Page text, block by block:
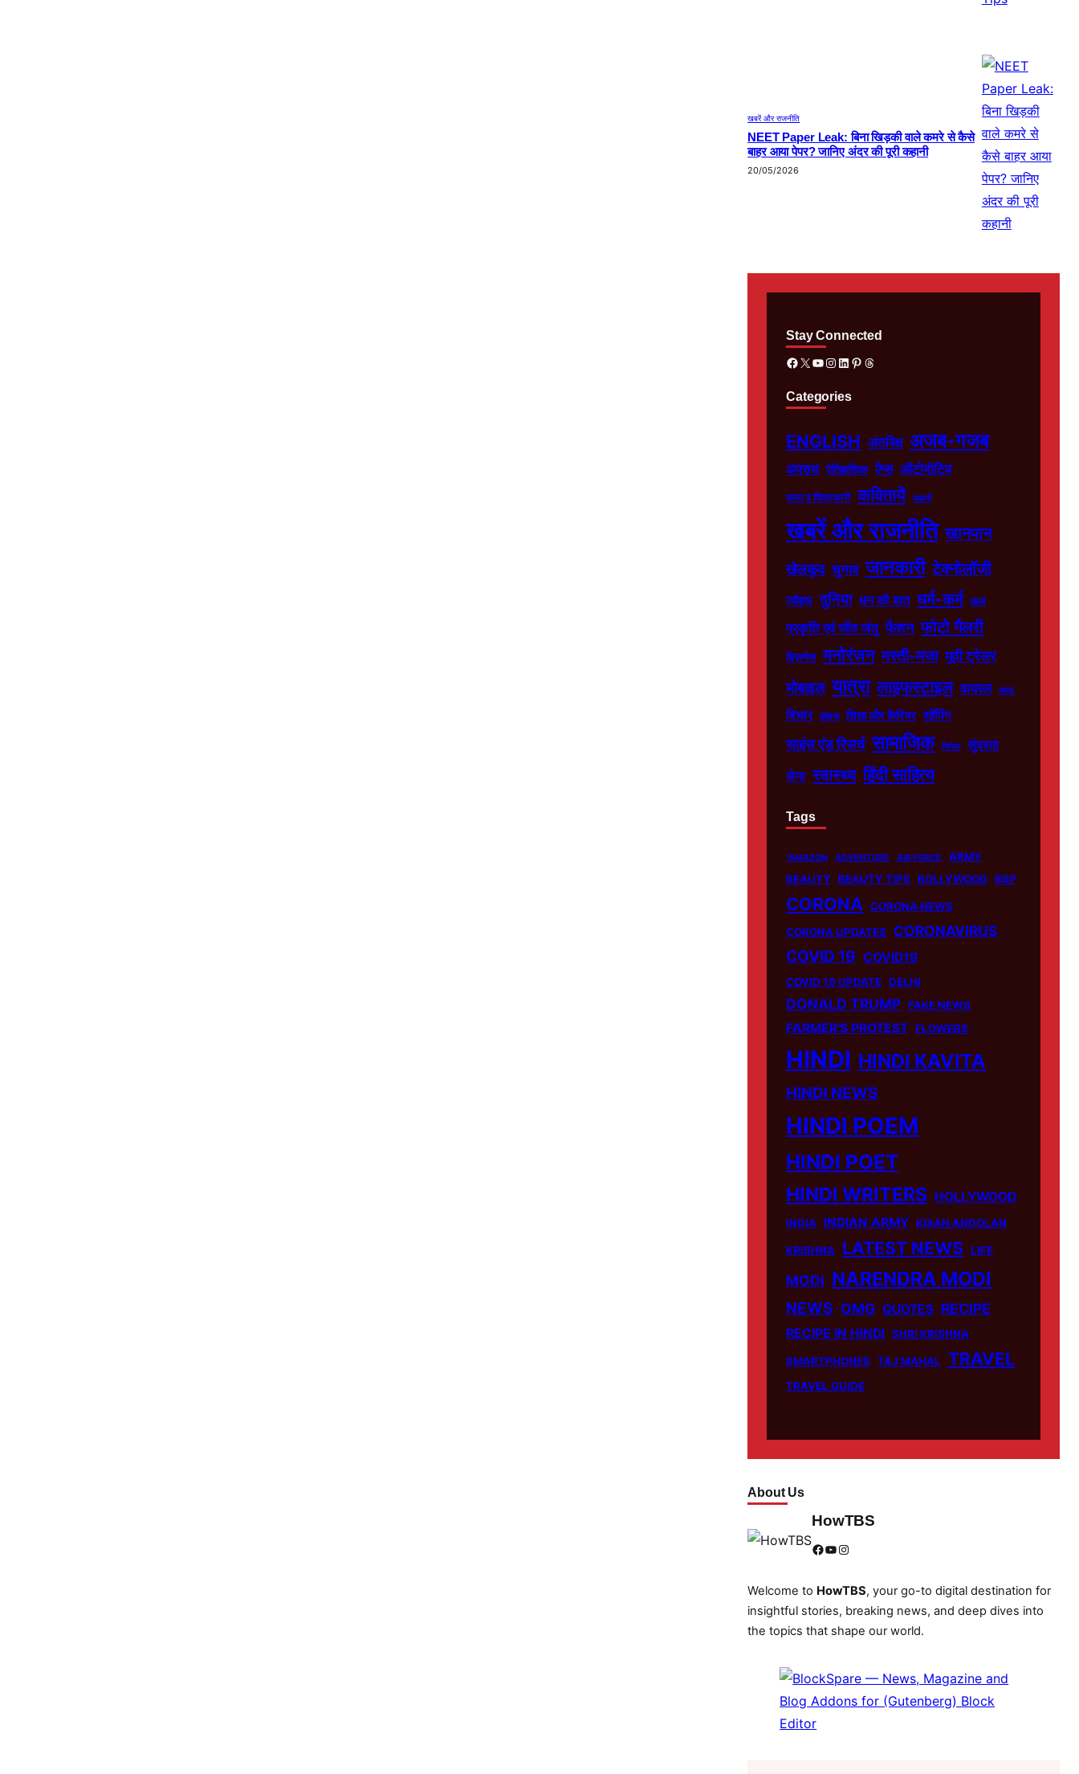
खबरें और राजनीति
NEET Paper Leak: बिना खिड़की वाले कमरे से कैसे
बाहर आया पेपर? जानिए अंदर की पूरी कहानी
20/05/2026
Stay Connected
Facebook X YouTube Instagram LinkedIn Pinterest Threads
Categories
ENGLISH अंतरिक्ष अजब-गजब
अपराध ऐतिहासिक ऐप्स ऑटोमोटिव
कला व चित्रकारी कवितायें कहानी
खबरें और राजनीति खानपान
खेलकूद चुनाव जानकारी टेक्नोलॉजी
त्यौहार दुनिया धन की बात धर्म-कर्म पहेली
प्रकृति एवं जीव जंतु फैशन फोटो गैलरी
बिज़नेस मनोरंजन मस्ती-मजा मूवी ट्रेलर
मोबाइल यात्रा लाइफस्टाइल वायरल वास्तु
विचार वीडियो शिक्षा और कैरियर शॉपिंग
साइंस एंड रिसर्च सामाजिक सिनेमा सुंदरता
सेना स्वास्थ्य हिंदी साहित्य
Tags
"AMAZON ADVENTURE AIR FORCE
ARMY
BEAUTY BEAUTY TIPS BOLLYWOOD BSP
CORONA
CORONA NEWS
CORONA UPDATES
CORONAVIRUS
COVID 19 COVID19
COVID 19 UPDATE DELHI
DONALD TRUMP FAKE NEWS
FARMER'S PROTEST FLOWERS
HINDI HINDI KAVITA
HINDI NEWS
HINDI POEM
HINDI POET
HINDI WRITERS HOLLYWOOD
INDIA INDIAN ARMY KISAN ANDOLAN
KRISHNA LATEST NEWS LIFE
MODI NARENDRA MODI
NEWS OMG QUOTES RECIPE
RECIPE IN HINDI SHRI KRISHNA
SMARTPHONES TAJ MAHAL TRAVEL
TRAVEL GUIDE
About Us
HowTBS
Facebook YouTube Instagram
Welcome to HowTBS, your go-to digital destination for
insightful stories, breaking news, and deep dives into
the topics that shape our world.